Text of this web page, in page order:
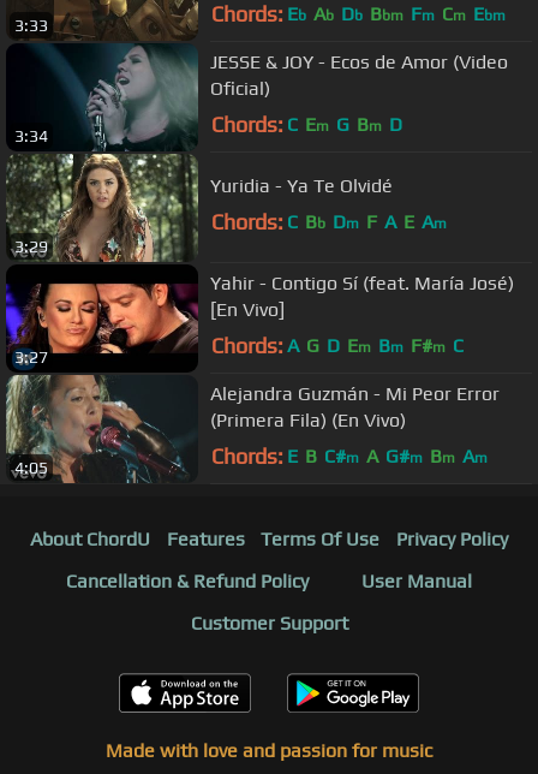
3:33 Chords: Eb Ab Db Bbm Fm Cm Ebm
3:34
JESSE & JOY - Ecos de Amor (Video
Oficial)
Chords: C Em G Bm D
3:29
Yuridia - Ya Te Olvidé
Chords: C Bb Dm F A E Am
3:27
Yahir - Contigo Sí (feat. María José)
[En Vivo]
Chords: A G D Em Bm F#m C
4:05
Alejandra Guzmán - Mi Peor Error
(Primera Fila) (En Vivo)
Chords: E B C#m A G#m Bm Am
About ChordU Features Terms Of Use
Privacy Policy
Cancellation & Refund Policy
User Manual
Customer Support
Made with love and passion for music